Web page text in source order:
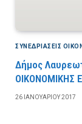
ΣΥΝΕΔΡΙΆΣΕΙΣ
Δήμος
ΟΙΚΟΝΟΜΙΚΗΣ
26 ΙΑΝΟΥΑΡΊΟΥ 2017